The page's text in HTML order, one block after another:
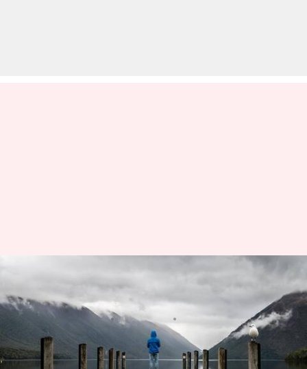
ప్రేరణ: నీ జీవితానికి నువ్వు ఓనర్ లా
ఉండాలి, మేనేజర్ లా కాదు
Sriram Pranateja May 23, 2023
ఈ వార్తాకథనం ఏంటి